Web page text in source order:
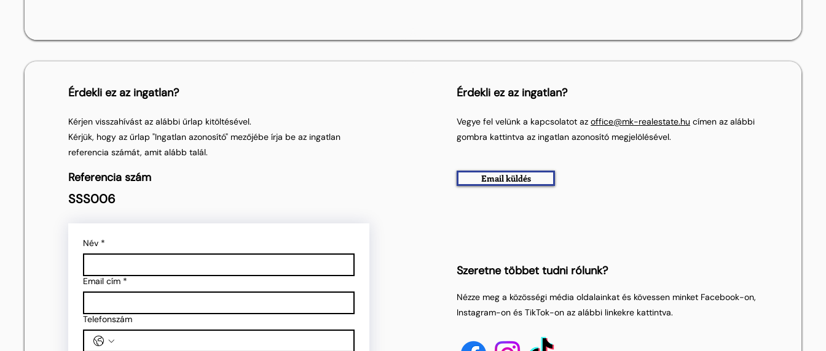
Érdekli ez az ingatlan?
Kérjen visszahívást az alábbi űrlap kitöltésével.
Kérjük, hogy az űrlap "Ingatlan azonosító" mezőjébe írja be az ingatlan
referencia számát, amit alább talál.
Referencia szám
SSS006
Név *
Email cím *
Telefonszám
Érdekli ez az ingatlan?
Vegye fel velünk a kapcsolatot az office@mk-realestate.hu címen az alábbi
gombra kattintva az ingatlan azonosító megjelölésével.
Email küldés
Szeretne többet tudni rólunk?
Nézze meg a közösségi média oldalainkat és kövessen minket Facebook-on,
Instagram-on és TikTok-on az alábbi linkekre kattintva.